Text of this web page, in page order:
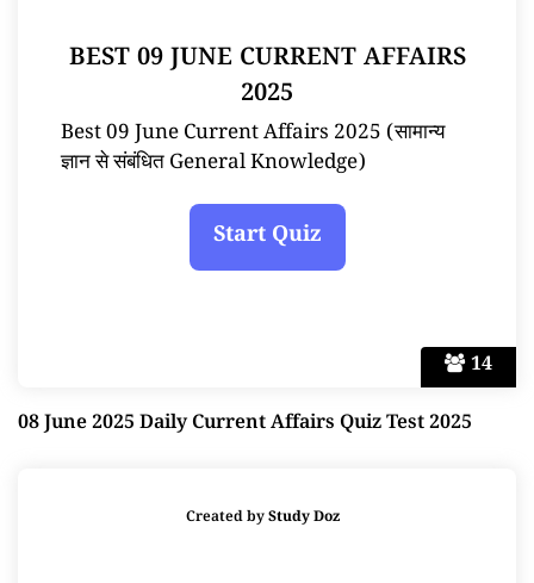
14
BEST 09 JUNE CURRENT AFFAIRS
2025
Best 09 June Current Affairs 2025 (सामान्य
ज्ञान से संबंधित General Knowledge)
08 June 2025 Daily Current Affairs Quiz Test 2025
Created byStudy Doz